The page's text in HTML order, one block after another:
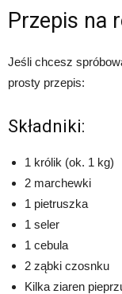
Przepis na
Jeśli chcesz
prosty przepis:
Składniki:
1 królik (ok. 1 kg)
2 marchewki
1 pietruszka
1 seler
1 cebula
2 ząbki czosnku
Kilka ziaren